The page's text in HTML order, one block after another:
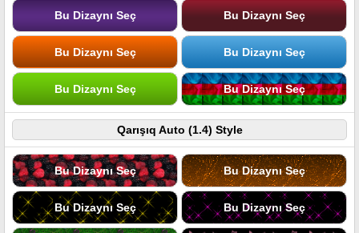
Bu Dizaynı Seç Bu Dizaynı Seç
Bu Dizaynı Seç Bu Dizaynı Seç
Bu Dizaynı Seç Bu Dizaynı Seç
Qarışıq Auto (1.4) Style
Bu Dizaynı Seç Bu Dizaynı Seç
Bu Dizaynı Seç Bu Dizaynı Seç